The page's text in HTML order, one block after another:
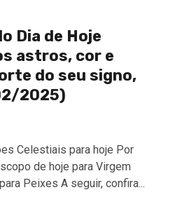
Dia de Hoje
astros, cor e
do seu signo,
2025)
Celestiais para hoje Por
de hoje para Virgem
Peixes A seguir, confira...